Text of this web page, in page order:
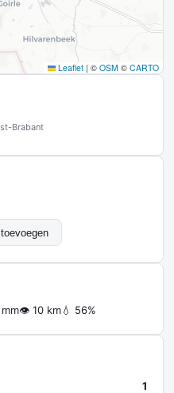
Leaflet | © OSM © CARTO
Brabant
👁 10 km💧 56%
1